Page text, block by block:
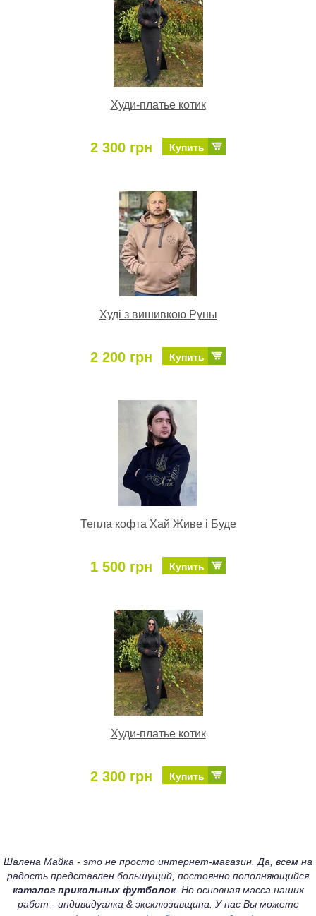
Худи-платье котик
2 300 грн Купить
Худі з вишивкою Руны
2 200 грн Купить
Тепла кофта Хай Живе і Буде
1 500 грн Купить
Худи-платье котик
2 300 грн Купить
Шалена Майка - это не просто интернет-магазин. Да, всем на
радость представлен большущий, постоянно пополняющийся
каталог прикольных футболок. Но основная масса наших
работ - индивидуалка & эксклюзивщина. У нас Вы можете